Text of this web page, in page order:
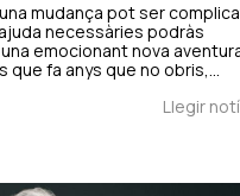
mudança pot ser
necessàries podràs
emocionant nova
que fa anys que no obris,…
Llegir